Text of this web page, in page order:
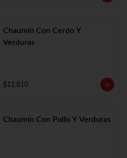
Chaumín Con Cerdo Y
Verduras
$12.810
Chaumín Con Pollo Y Verduras